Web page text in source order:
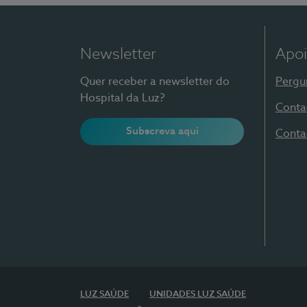
Newsletter
Quer receber a newsletter do
Hospital da Luz?
Subscreva aqui
LUZ SAÚDE UNIDADES LUZ SAÚDE